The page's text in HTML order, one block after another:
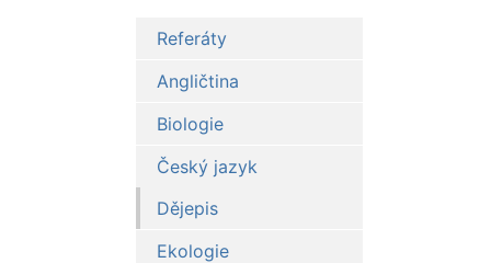
Referáty
Angličtina
Biologie
Český jazyk
Dějepis
Ekologie